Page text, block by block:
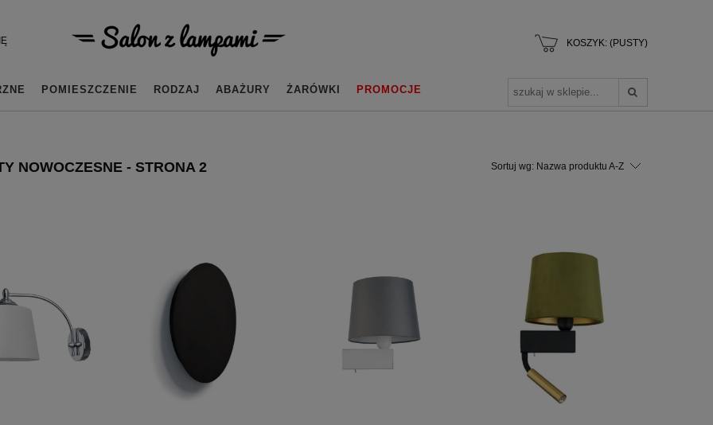
KOSZYK: (PUSTY)
POMIESZCZENIE RODZAJ ABAŻURY ŻARÓWKI PROMOCJE
NOWOCZESNE - STRONA 2 Sortuj wg: Nazwa produktu A-Z